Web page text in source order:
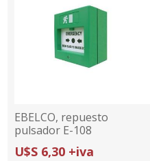
EBELCO, repuesto
pulsador E-108
U$S 6,30 +iva